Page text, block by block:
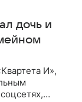
дочь и
И»,